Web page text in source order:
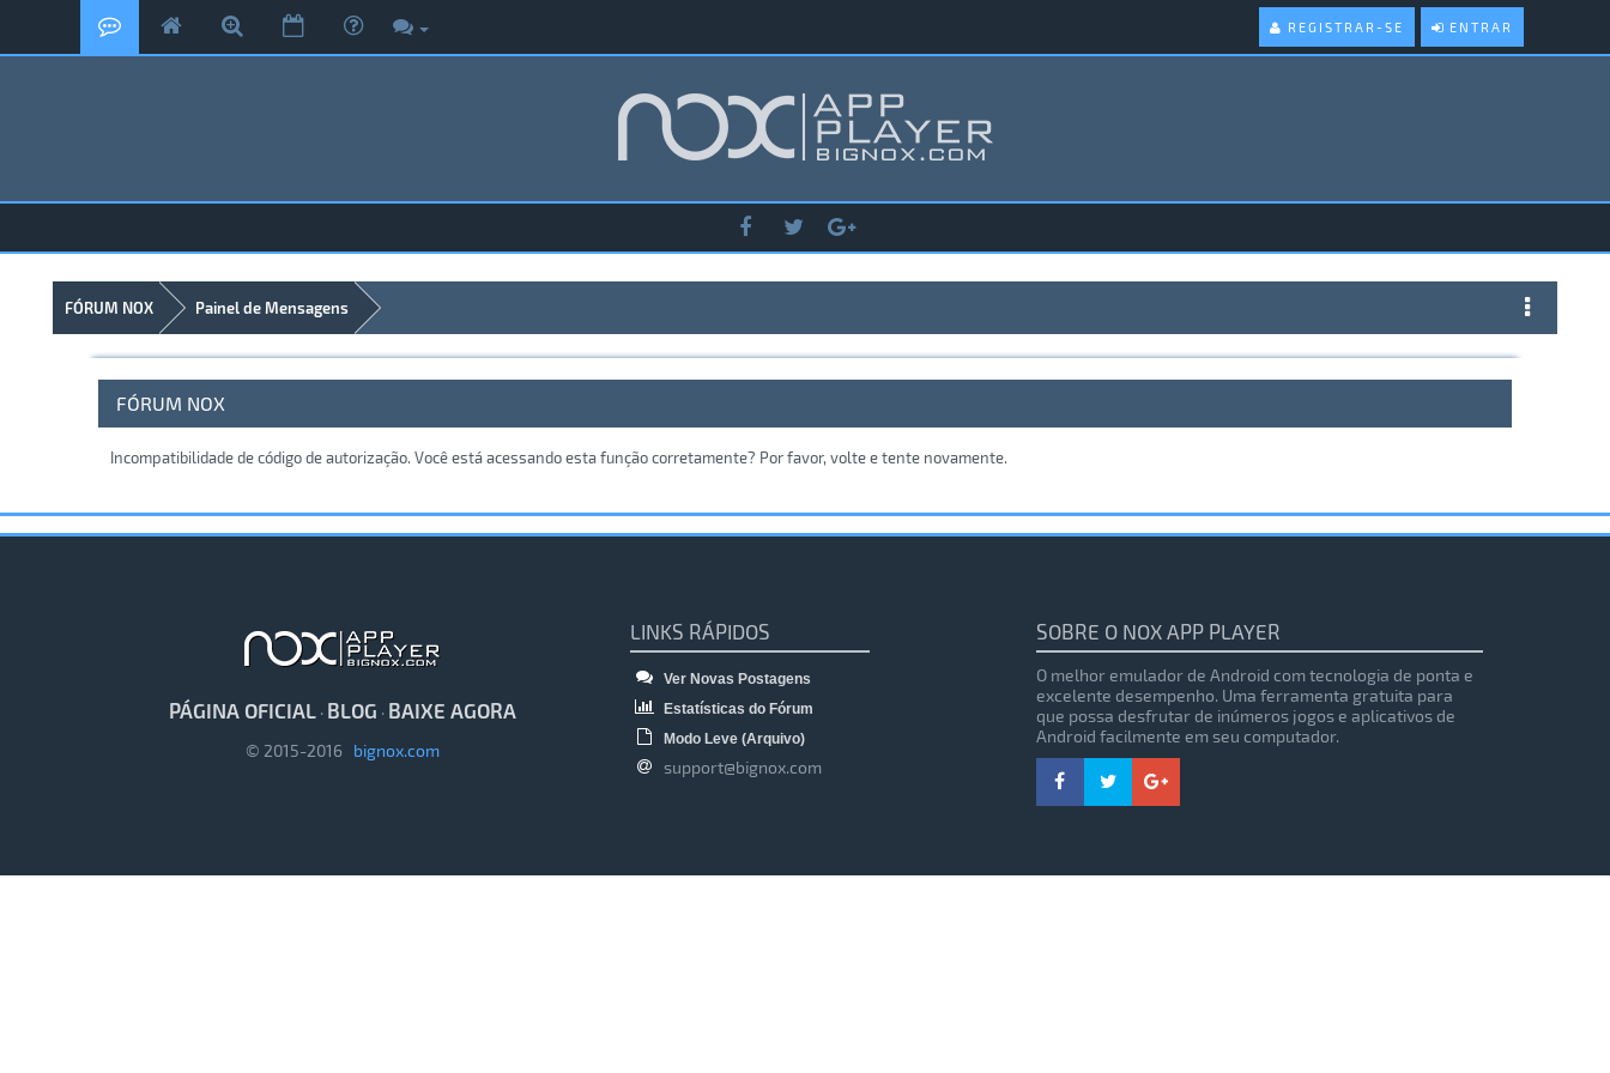
ENTRAR
REGISTRAR-SE
FÓRUM NOX Painel de Mensagens
FÓRUM NOX
Incompatibilidade de código de autorização. Você está acessando esta função corretamente? Por favor, volte e tente novamente.
PÁGINA OFICIAL · BLOG · BAIXE AGORA
© 2015-2016 bignox.com
LINKS RÁPIDOS
Ver Novas Postagens
Estatísticas do Fórum
Modo Leve (Arquivo)
support@bignox.com
SOBRE O NOX APP PLAYER
O melhor emulador de Android com tecnologia de ponta e
excelente desempenho. Uma ferramenta gratuita para
que possa desfrutar de inúmeros jogos e aplicativos de
Android facilmente em seu computador.